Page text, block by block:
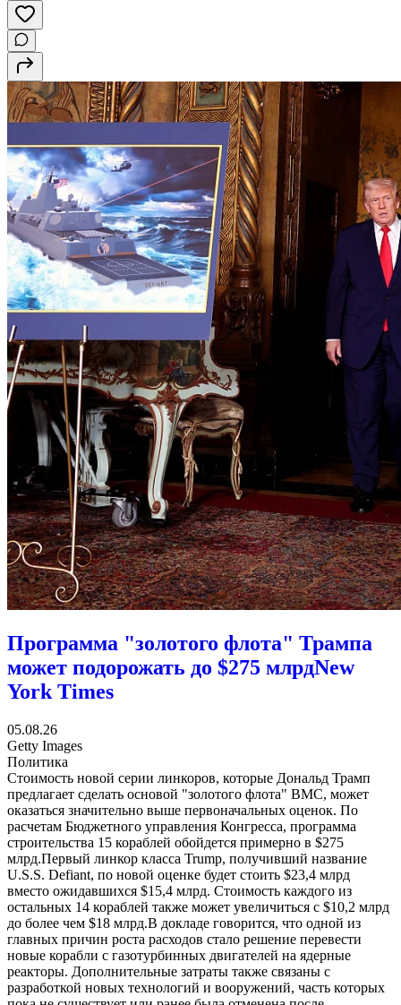
Программа "золотого флота" Трампа
может подорожать до $275 млрдNew
York Times
05.08.26
Getty Images
Политика
Стоимость новой серии линкоров, которые Дональд Трамп
предлагает сделать основой "золотого флота" ВМС, может
оказаться значительно выше первоначальных оценок. По
расчетам Бюджетного управления Конгресса, программа
строительства 15 кораблей обойдется примерно в $275
млрд.Первый линкор класса Trump, получивший название
U.S.S. Defiant, по новой оценке будет стоить $23,4 млрд
вместо ожидавшихся $15,4 млрд. Стоимость каждого из
остальных 14 кораблей также может увеличиться с $10,2 млрд
до более чем $18 млрд.В докладе говорится, что одной из
главных причин роста расходов стало решение перевести
новые корабли с газотурбинных двигателей на ядерные
реакторы. Дополнительные затраты также связаны с
разработкой новых технологий и вооружений, часть которых